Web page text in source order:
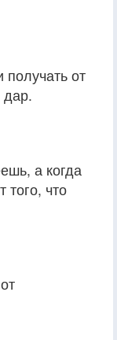
получать от
дар.
а когда
того, что